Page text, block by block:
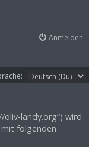
Anmelden
landy.org“) wird
folgenden